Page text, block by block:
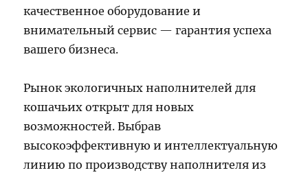
качественное оборудование и
внимательный сервис — гарантия успеха
вашего бизнеса.
Рынок экологичных наполнителей для
кошачьих открыт для новых
возможностей. Выбрав
высокоэффективную и интеллектуальную
линию по производству наполнителя из